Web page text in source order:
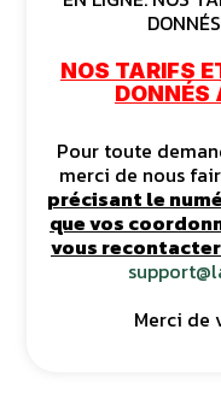
NOS TARIFS
DONNÉS
Pour toute
merci de nous
précisant le
que vos
vous recontacter
Merci de